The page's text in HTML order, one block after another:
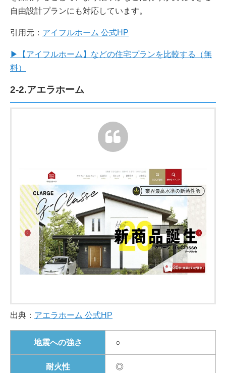
自由設計プランにも対応しています。
引用元： アイフルホーム 公式HP
▶【アイフルホーム】などの住宅プランを比較する（無
料）
2-2.アエラホーム
出典： アエラホーム 公式HP
地震への強さ ○
耐火性 ◎